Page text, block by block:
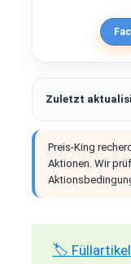
Zuletzt
Preis-King
Aktionen. Wir
🏷️ Füllartikel